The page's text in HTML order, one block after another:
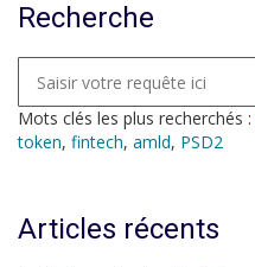
Recherche
Mots clés les plus recherchés :
token, fintech, amld, PSD2
Articles récents